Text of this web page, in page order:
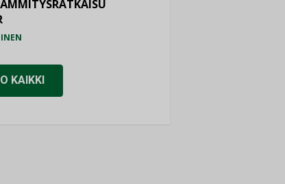
KAIKKI